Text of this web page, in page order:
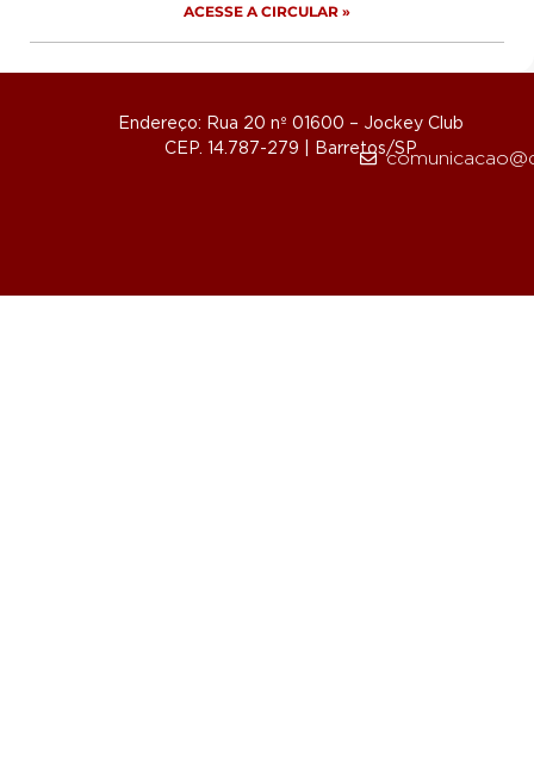
ACESSE A CIRCULAR »
Endereço: Rua 20 nº 01600 – Jockey Club
CEP. 14.787-279 | Barretos/SP